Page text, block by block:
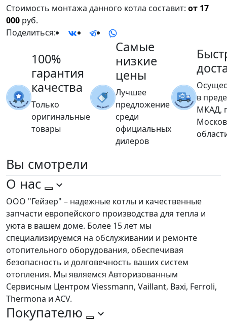
Стоимость монтажа данного котла составит: от 17
000 руб.
Поделиться:
100%
гарантия
качества
Только
оригинальные
товары
Самые
низкие
цены
Лучшее
предложение
среди
официальных
дилеров
в
МКАД,
Вы смотрели
О нас
ООО "Гейзер" – надежные котлы и качественные
запчасти европейского производства для тепла и
уюта в вашем доме. Более 15 лет мы
специализируемся на обслуживании и ремонте
отопительного оборудования, обеспечивая
безопасность и долговечность ваших систем
отопления. Мы являемся Авторизованным
Сервисным Центром Viessmann, Vaillant, Baxi, Ferroli,
Thermona и ACV.
Покупателю